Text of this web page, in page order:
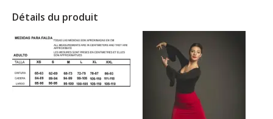
Détails du produit